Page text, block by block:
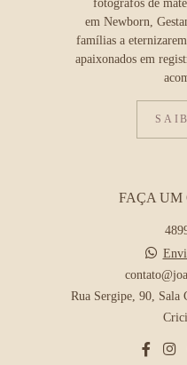
fotógrafos de
em Newborn,
famílias a
apaixonados em
FAÇA UM
Rua Sergipe, 90, Sala